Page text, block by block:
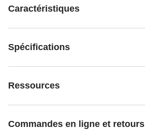
Caractéristiques
Spécifications
Ressources
Commandes en ligne et retours